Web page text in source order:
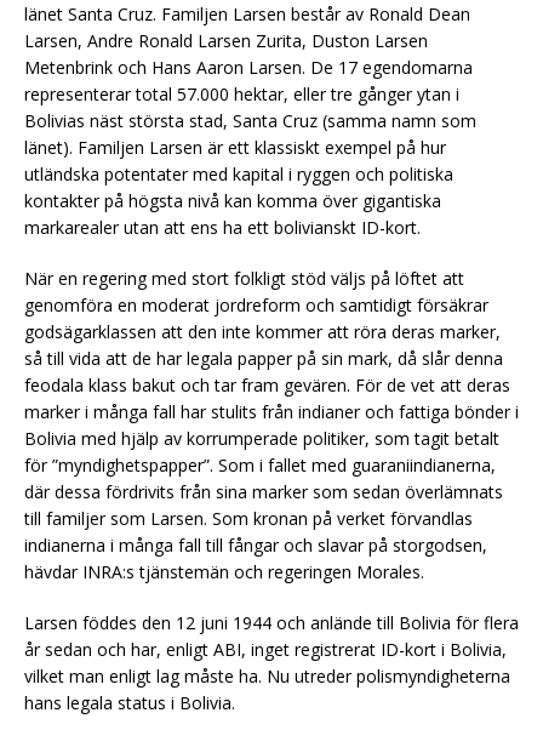
länet Santa Cruz. Familjen Larsen består av Ronald Dean
Larsen, Andre Ronald Larsen Zurita, Duston Larsen
Metenbrink och Hans Aaron Larsen. De 17 egendomarna
representerar total 57.000 hektar, eller tre gånger ytan i
Bolivias näst största stad, Santa Cruz (samma namn som
länet). Familjen Larsen är ett klassiskt exempel på hur
utländska potentater med kapital i ryggen och politiska
kontakter på högsta nivå kan komma över gigantiska
markarealer utan att ens ha ett bolivianskt ID-kort.
När en regering med stort folkligt stöd väljs på löftet att
genomföra en moderat jordreform och samtidigt försäkrar
godsägarklassen att den inte kommer att röra deras marker,
så till vida att de har legala papper på sin mark, då slår denna
feodala klass bakut och tar fram gevären. För de vet att deras
marker i många fall har stulits från indianer och fattiga bönder i
Bolivia med hjälp av korrumperade politiker, som tagit betalt
för ”myndighetspapper”. Som i fallet med guaraniindianerna,
där dessa fördrivits från sina marker som sedan överlämnats
till familjer som Larsen. Som kronan på verket förvandlas
indianerna i många fall till fångar och slavar på storgodsen,
hävdar INRA:s tjänstemän och regeringen Morales.
Larsen föddes den 12 juni 1944 och anlände till Bolivia för flera
år sedan och har, enligt ABI, inget registrerat ID-kort i Bolivia,
vilket man enligt lag måste ha. Nu utreder polismyndigheterna
hans legala status i Bolivia.